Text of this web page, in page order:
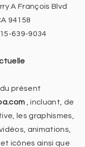
A François Blvd
94158
639-9034
présent
, incluant, de
les graphismes,
animations,
icônes ainsi que